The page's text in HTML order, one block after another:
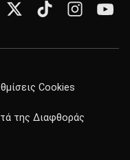
Cookies
της Διαφθοράς